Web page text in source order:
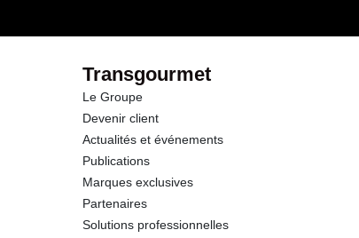
dont Sucres
Protéines
Transgourmet
Le Groupe
Devenir client
Actualités et événements
Publications
Marques exclusives
Partenaires
Solutions professionnelles